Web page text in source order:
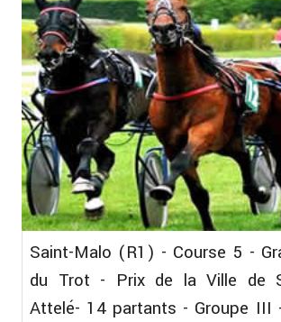
Saint-Malo (R1) - Course 5 -
du Trot - Prix de la Ville de
Attelé- 14 partants - Groupe